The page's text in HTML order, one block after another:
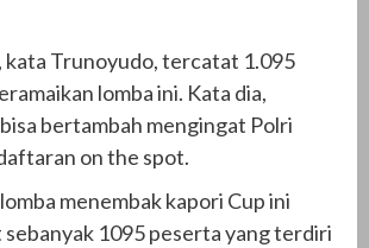
kata Trunoyudo, tercatat 1.095
lomba ini. Kata dia,
bertambah mengingat Polri
on the spot.
menembak kapori Cup ini
1095 peserta yang terdiri